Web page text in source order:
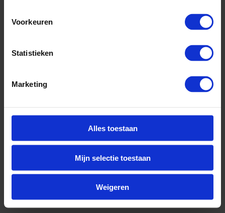
Voorkeuren
Statistieken
Marketing
Alles toestaan
Mijn selectie toestaan
Weigeren
Omschrijving